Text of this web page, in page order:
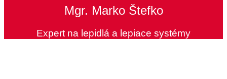
Mgr. Marko Štefko
Expert na lepidlá a lepiace systémy